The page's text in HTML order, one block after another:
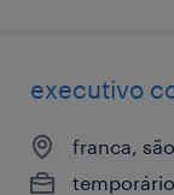
executivo
franca,
temporário